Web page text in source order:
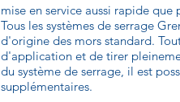
mise en service aussi rapide que
Tous les systèmes de serrage
d'origine des mors standard.
d'application et de tirer
du système de serrage, il est
supplémentaires.